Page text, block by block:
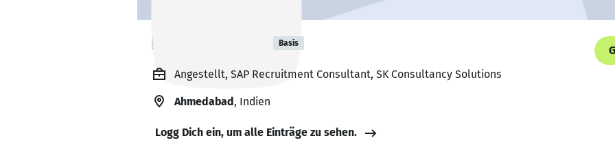
Fahad Shaikh Basis
Angestellt, SAP Recruitment Consultant, SK Consultancy Solutions
Ahmedabad, Indien
Logg Dich ein, um alle Einträge zu sehen.